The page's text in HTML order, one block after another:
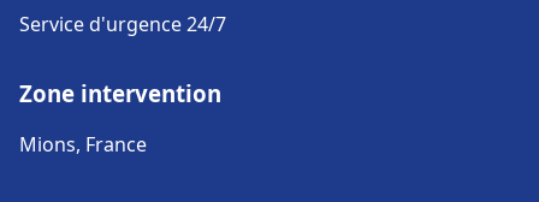
Service d'urgence 24/7
Zone intervention
Mions, France